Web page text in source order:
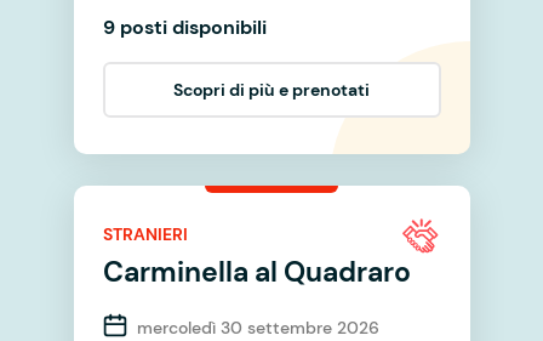
9 posti disponibili
Scopri di più e prenotati
STRANIERI
Carminella al Quadraro
mercoledì 30 settembre 2026